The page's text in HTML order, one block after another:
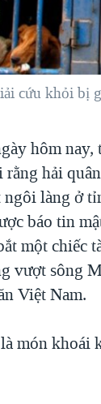
2024
TẠI DẢI
CON ĐƯỜNG
HẠ 'BÊN
VÀ NAY
AFGHANISTAN
HÒA Ở VIỆT NAM
KIM TẠI VIỆT
CHÍNH PHỦ
TIẾNG VỌNG TỪ
cứu khỏi bị
hôm
hải
ngôi làng ở
báo tin
một chiếc
vượt sông
Việt Nam.
món khoái